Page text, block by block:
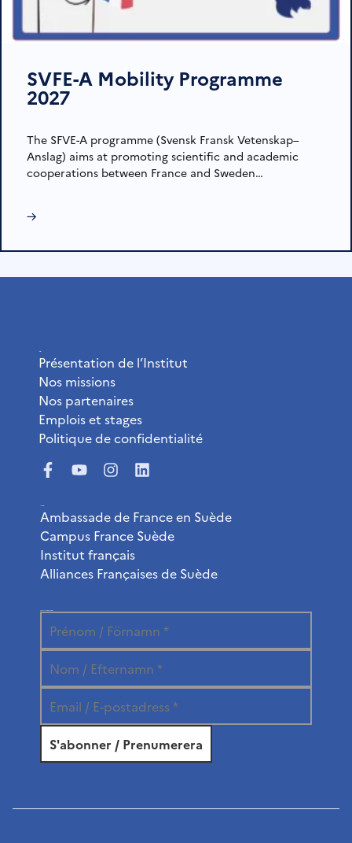
SVFE-A Mobility Programme
2027
The SFVE-A programme (Svensk Fransk Vetenskap–
Anslag) aims at promoting scientific and academic
cooperations between France and Sweden…
→
Présentation de l’Institut
Nos missions
Nos partenaires
Emplois et stages
Politique de confidentialité
Ambassade de France en Suède
Campus France Suède
Institut français
Alliances Françaises de Suède